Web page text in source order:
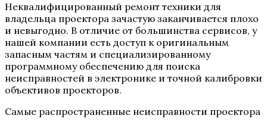
Неквалифицированный ремонт техники для
владельца проектора зачастую заканчивается плохо
и невыгодно. В отличие от большинства сервисов, у
нашей компании есть доступ к оригинальным
запасным частям и специализированному
программному обеспечению для поиска
неисправностей в электронике и точной калибровки
объективов проекторов.
Самые распространенные неисправности проектора